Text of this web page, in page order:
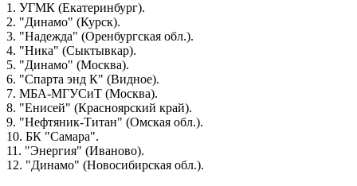
1. УГМК (Екатеринбург).
2. "Динамо" (Курск).
3. "Надежда" (Оренбургская обл.).
4. "Ника" (Сыктывкар).
5. "Динамо" (Москва).
6. "Спарта энд К" (Видное).
7. МБА-МГУСиТ (Москва).
8. "Енисей" (Красноярский край).
9. "Нефтяник-Титан" (Омская обл.).
10. БК "Самара".
11. "Энергия" (Иваново).
12. "Динамо" (Новосибирская обл.).